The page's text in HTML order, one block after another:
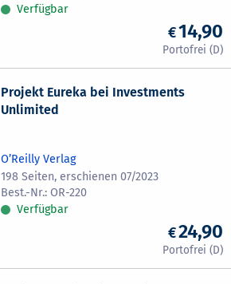
Verfügbar
14,90
Projekt Eureka bei Investments
Unlimited
O’Reilly Verlag
198 Seiten, erschienen 07/2023
OR-220
Verfügbar
24,90